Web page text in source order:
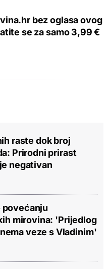
bez oglasa ovog
se za samo 3,99 €
raste dok broj
Prirodni prirast
negativan
povećanju
mirovina: 'Prijedlog
veze s Vladinim'